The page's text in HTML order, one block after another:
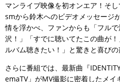
マンライブ映像を初オンエア！そ
smから鈴木へのビデオメッセージ
情を浮かべ、ファンからも「フル
沢！」「すでに聴いてたこの曲が
ルバム聴きたい！」と驚きと喜びの
さらに番組では、最新曲『
emaTV」がMV撮影に密着したメイ